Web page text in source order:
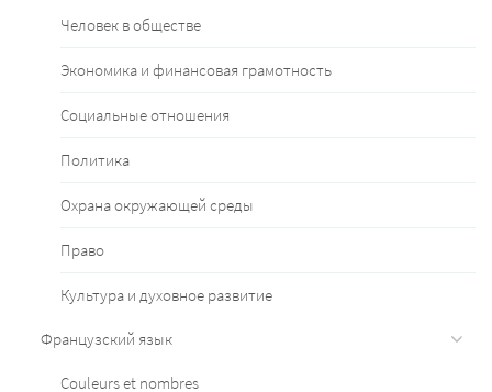
Человек в обществе
Экономика и финансовая грамотность
Социальные отношения
Политика
Охрана окружающей среды
Право
Культура и духовное развитие
Французский язык
Couleurs et nombres